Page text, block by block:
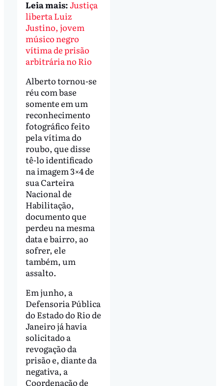
Leia mais:Justiça
liberta Luiz
Justino, jovem
músico negro
vítima de prisão
arbitrária no Rio
Alberto tornou-se
réu com base
somente em um
reconhecimento
fotográfico feito
pela vítima do
roubo, que disse
tê-lo identificado
na imagem 3×4 de
sua Carteira
Nacional de
Habilitação,
documento que
perdeu na mesma
data e bairro, ao
sofrer, ele
também, um
assalto.
Em junho, a
Defensoria Pública
do Estado do Rio de
Janeiro já havia
solicitado a
revogação da
prisão e, diante da
negativa, a
Coordenação de